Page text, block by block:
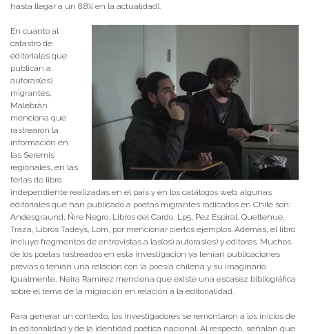
hasta llegar a un 8.8% en la actualidad).
En cuanto al
catastro de
editoriales que
publican a
autoras(es)
migrantes,
Malebrán
menciona que
rastrearon la
información en
las Seremis
regionales, en las
ferias de libro
independiente realizadas en el país y en los catálogos web; algunas
editoriales que han publicado a poetas migrantes radicados en Chile son:
Andesgraund, Ñire Negro, Libros del Cardo, Lp5, Pez Espiral, Queltehue,
Traza, Libros Tadeys, Lom, por mencionar ciertos ejemplos. Además, el libro
incluye fragmentos de entrevistas a las(os) autoras(es) y editores. Muchos
de los poetas rastreados en esta investigación ya tenían publicaciones
previas o tenían una relación con la poesía chilena y su imaginario.
Igualmente, Neira Ramírez menciona que existe una escasez bibliográfica
sobre el tema de la migración en relación a la editorialidad.
Para generar un contexto, los investigadores se remontaron a los inicios de
la editorialidad y de la identidad poética nacional. Al respecto, señalan que